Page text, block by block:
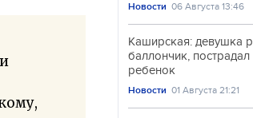
Новости 06 Августа 13:46
Каширская: девушка
баллончик, пострадал
ребенок
Новости 01 Августа 21:21